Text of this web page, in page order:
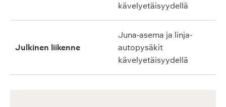
kävelyetäisyydellä
Julkinen liikenne
Juna-asema ja linja-
autopysäkit
kävelyetäisyydellä